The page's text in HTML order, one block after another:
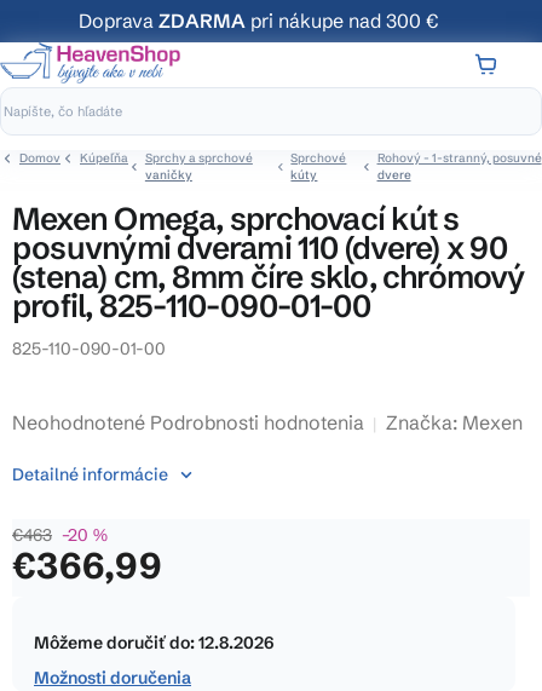
na
obsah
Doprava ZDARMA pri nákupe nad 300 €
Domov Kúpeľňa
Sprchy a sprchové
vaničky
Sprchové
kúty
Rohový - 1-stranný, posuvné
dvere
Mexen Omega, sprchovací kút s
posuvnými dverami 110 (dvere) x 90
(stena) cm, 8mm číre sklo, chrómový
profil, 825-110-090-01-00
825-110-090-01-00
Priemerné
produktu
0,0
z
Neohodnotené Podrobnosti hodnotenia Značka: Mexen
€463 –20 %
€366,99
cena:
Môžeme doručiť do:12.8.2026
Možnosti doručenia
Detailné informácie